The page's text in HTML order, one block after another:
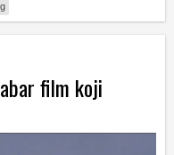
film koji